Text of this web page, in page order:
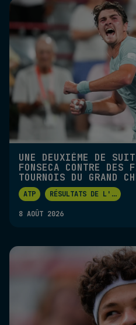
UNE DEUXIÈME DE
FONSECA CONTRE DES
TOURNOIS DU GRAND
ATP RÉSULTATS DE L' ...
8 AOÛT 2026